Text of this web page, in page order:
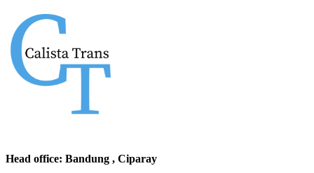
Head office: Bandung , Ciparay